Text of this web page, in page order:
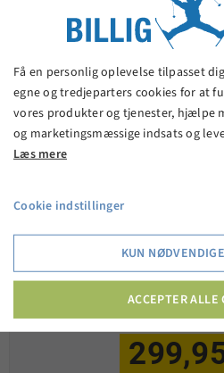
Whistler Baggio
Få en personlig oplevelse tilpasset
egne og tredjeparters cookies for at
vores produkter og tjenester, hjælpe
og marketingsmæssige indsats og
Læs mere
Cookie indstillinger
KUN
ACCEPTER ALLE